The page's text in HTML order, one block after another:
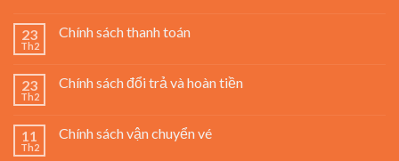
23
Th2
Chính sách thanh toán
23
Th2
Chính sách đổi trả và hoàn tiền
11
Th2
Chính sách vận chuyển vé